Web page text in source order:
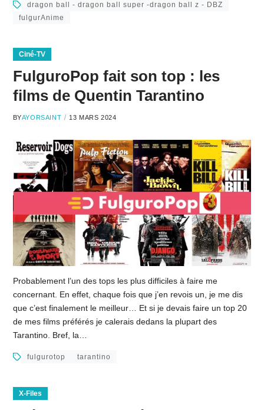
dragon ball - dragon ball super -dragon ball z - DBZ
fulgurAnime
Ciné-TV
FulguroPop fait son top : les
films de Quentin Tarantino
BYAYORSAINT 13 MARS 2024
Probablement l’un des tops les plus difficiles à faire me
concernant. En effet, chaque fois que j’en revois un, je me dis
que c’est finalement le meilleur… Et si je devais faire un top 20
de mes films préférés je calerais dedans la plupart des
Tarantino. Bref, la…
fulgurotop tarantino
X-Files